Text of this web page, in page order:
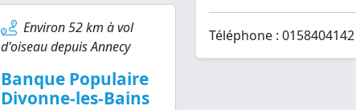
Environ 52 km à vol
d'oiseau depuis Annecy
Banque Populaire
Divonne-les-Bains
Téléphone : 0158404142